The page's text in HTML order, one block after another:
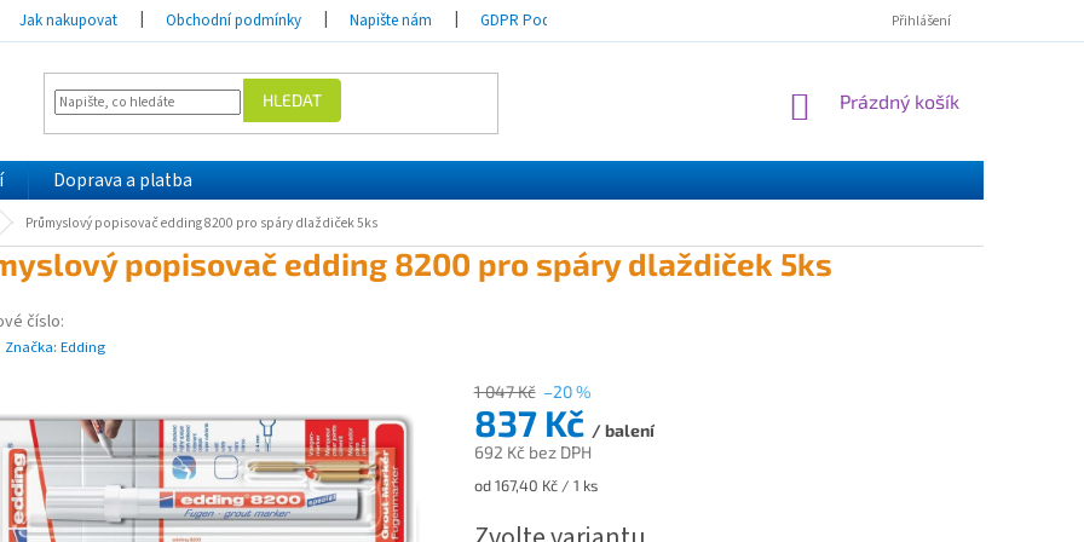
Jak nakupovat Obchodní podmínky Napište nám GDPR Podmínky ochrany osobních údajů ESSOX - nákup na splátky
Přihlášení
HLEDAT
NÁKUPNÍ
Prázdný košík
Doprava a platba
Průmyslový popisovač edding 8200 pro spáry dlaždiček 5ks
popisovač edding 8200 pro spáry dlaždiček 5ks
číslo:
Značka: Edding
1 047 Kč –20 %
837 Kč / balení
692 Kč bez DPH
Měrná
od 167,40 Kč / 1 ks